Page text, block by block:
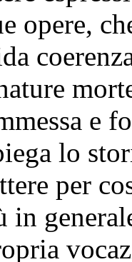
opere,
e
lo
per